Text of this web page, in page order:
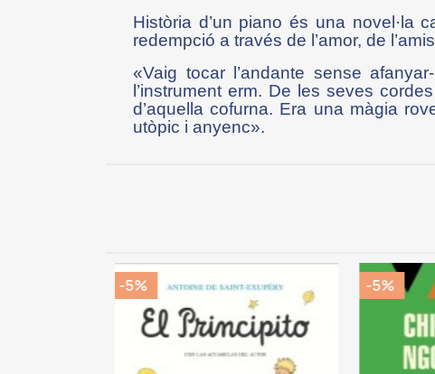
Història d’un piano és una novel·la
redempció a través de l’amor, de
«Vaig tocar l’andante sense
l’instrument erm. De les seves
d’aquella cofurna. Era una màgia
utòpic i anyenc».
-5% -5%